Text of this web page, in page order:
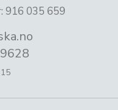
: 916 035 659